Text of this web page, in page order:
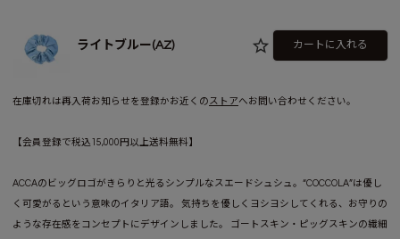
ライトブルー(AZ) カートに入れる
在庫切れは再入荷お知らせを登録かお近くのストアへお問い合わせください。
【会員登録で税込15,000円以上送料無料】
ACCAのビッグロゴがきらりと光るシンプルなスエードシュシュ。“COCCOLA”は優し
く可愛がるという意味のイタリア語。 気持ちを優しくヨシヨシしてくれる、お守りの
ような存在感をコンセプトにデザインしました。 ゴートスキン・ピッグスキンの繊細